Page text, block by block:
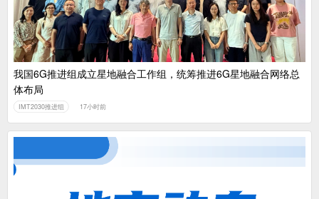
我国6G推进组成立星地融合工作组，统筹推进6G星地融合网络总
体布局
IMT2030推进组 17小时前